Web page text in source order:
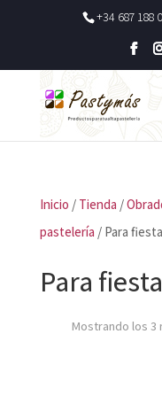
+34 687 188
Inicio / Tienda /
pastelería / Para
Para
Mostrando los 3